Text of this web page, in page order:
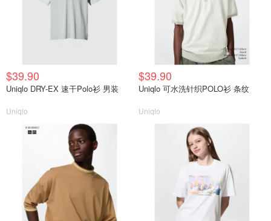
$39.90
Uniqlo DRY-EX 速干Polo衫 男装
Uniqlo
$39.90
Uniqlo 可水洗针织POLO衫 条纹
Uniqlo